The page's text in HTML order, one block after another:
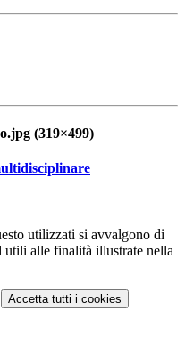
utilizzati si avvalgono di
utili alle finalità illustrate nella
Accetta tutti i cookies